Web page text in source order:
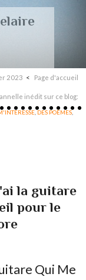
2023 Page d'accueil
inédit sur ce blog:
,DES POÈMES,
la guitare
pour le
Qui Me